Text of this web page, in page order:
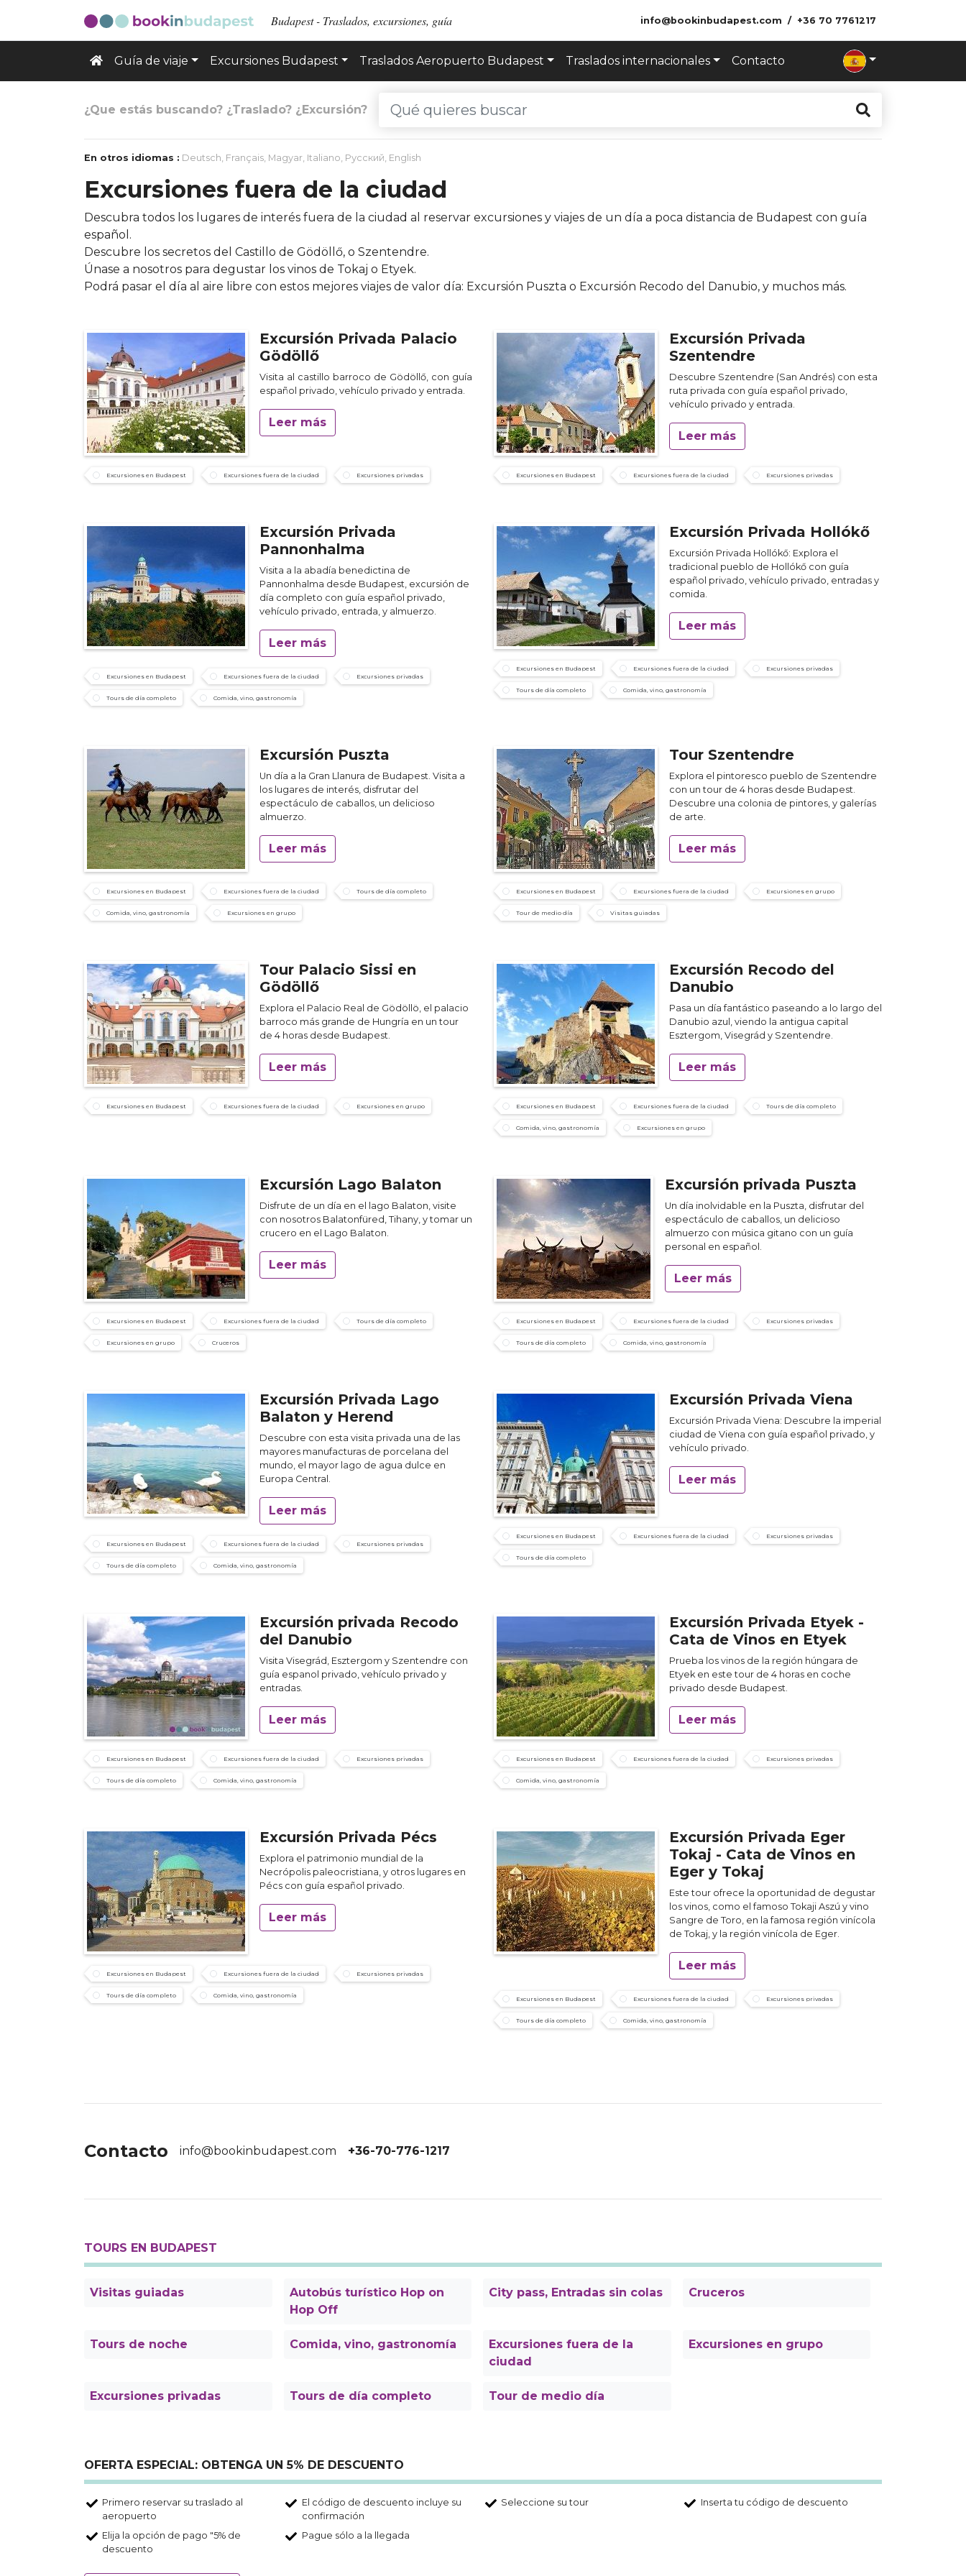
Budapest - Traslados, excursiones, guía info@bookinbudapest.com +36 70 7761217
Guía de viaje Excursiones Budapest Traslados Aeropuerto Budapest Traslados internacionales Contacto
¿Que estás buscando? ¿Traslado? ¿Excursión?
En otros idiomas : Deutsch, Français, Magyar, Italiano, Русский, English
Excursiones fuera de la ciudad
Descubra todos los lugares de interés fuera de la ciudad al reservar excursiones y viajes de un día a poca distancia de Budapest con guía
español.
Descubre los secretos del Castillo de Gödöllő, o Szentendre.
Únase a nosotros para degustar los vinos de Tokaj o Etyek.
Podrá pasar el día al aire libre con estos mejores viajes de valor día: Excursión Puszta o Excursión Recodo del Danubio, y muchos más.
Excursión Privada Palacio
Gödöllő
Visita al castillo barroco de Gödöllő, con guía
español privado, vehículo privado y entrada.
Leer más
Excursiones en Budapest Excursiones fuera de la ciudad Excursiones privadas
Excursión Privada
Szentendre
Descubre Szentendre (San Andrés) con esta
ruta privada con guía español privado,
vehículo privado y entrada.
Leer más
Excursiones en Budapest Excursiones fuera de la ciudad Excursiones privadas
Excursión Privada
Pannonhalma
Visita a la abadía benedictina de
Pannonhalma desde Budapest, excursión de
día completo con guía español privado,
vehículo privado, entrada, y almuerzo.
Leer más
Excursiones en Budapest Excursiones fuera de la ciudad Excursiones privadas
Tours de día completo Comida, vino, gastronomía
Excursión Privada Hollókő
Excursión Privada Hollókő: Explora el
tradicional pueblo de Hollókő con guía
español privado, vehículo privado, entradas y
comida.
Leer más
Excursiones en Budapest Excursiones fuera de la ciudad Excursiones privadas
Tours de día completo Comida, vino, gastronomía
Excursión Puszta
Un día a la Gran Llanura de Budapest. Visita a
los lugares de interés, disfrutar del
espectáculo de caballos, un delicioso
almuerzo.
Leer más
Excursiones en Budapest Excursiones fuera de la ciudad Tours de día completo
Comida, vino, gastronomía Excursiones en grupo
Tour Szentendre
Explora el pintoresco pueblo de Szentendre
con un tour de 4 horas desde Budapest.
Descubre una colonia de pintores, y galerías
de arte.
Leer más
Excursiones en Budapest Excursiones fuera de la ciudad Excursiones en grupo
Tour de medio día Visitas guiadas
Tour Palacio Sissi en
Gödöllő
Explora el Palacio Real de Gödöllö, el palacio
barroco más grande de Hungría en un tour
de 4 horas desde Budapest.
Leer más
Excursiones en Budapest Excursiones fuera de la ciudad Excursiones en grupo
Excursión Recodo del
Danubio
Pasa un día fantástico paseando a lo largo del
Danubio azul, viendo la antigua capital
Esztergom, Visegrád y Szentendre.
Leer más
Excursiones en Budapest Excursiones fuera de la ciudad Tours de día completo
Comida, vino, gastronomía Excursiones en grupo
Excursión Lago Balaton
Disfrute de un día en el lago Balaton, visite
con nosotros Balatonfüred, Tihany, y tomar un
crucero en el Lago Balaton.
Leer más
Excursiones en Budapest Excursiones fuera de la ciudad Tours de día completo
Excursiones en grupo Cruceros
Excursión privada Puszta
Un día inolvidable en la Puszta, disfrutar del
espectáculo de caballos, un delicioso
almuerzo con música gitano con un guía
personal en español.
Leer más
Excursiones en Budapest Excursiones fuera de la ciudad Excursiones privadas
Tours de día completo Comida, vino, gastronomía
Excursión Privada Lago
Balaton y Herend
Descubre con esta visita privada una de las
mayores manufacturas de porcelana del
mundo, el mayor lago de agua dulce en
Europa Central.
Leer más
Excursiones en Budapest Excursiones fuera de la ciudad Excursiones privadas
Tours de día completo Comida, vino, gastronomía
Excursión Privada Viena
Excursión Privada Viena: Descubre la imperial
ciudad de Viena con guía español privado, y
vehículo privado.
Leer más
Excursiones en Budapest Excursiones fuera de la ciudad Excursiones privadas
Tours de día completo
Excursión privada Recodo
del Danubio
Visita Visegrád, Esztergom y Szentendre con
guía espanol privado, vehículo privado y
entradas.
Leer más
Excursiones en Budapest Excursiones fuera de la ciudad Excursiones privadas
Tours de día completo Comida, vino, gastronomía
Excursión Privada Etyek -
Cata de Vinos en Etyek
Prueba los vinos de la región húngara de
Etyek en este tour de 4 horas en coche
privado desde Budapest.
Leer más
Excursiones en Budapest Excursiones fuera de la ciudad Excursiones privadas
Comida, vino, gastronomía
Excursión Privada Pécs
Explora el patrimonio mundial de la
Necrópolis paleocristiana, y otros lugares en
Pécs con guía español privado.
Leer más
Excursiones en Budapest Excursiones fuera de la ciudad Excursiones privadas
Tours de día completo Comida, vino, gastronomía
Excursión Privada Eger
Tokaj - Cata de Vinos en
Eger y Tokaj
Este tour ofrece la oportunidad de degustar
los vinos, como el famoso Tokaji Aszú y vino
Sangre de Toro, en la famosa región vinícola
de Tokaj, y la región vinícola de Eger.
Leer más
Excursiones en Budapest Excursiones fuera de la ciudad Excursiones privadas
Tours de día completo Comida, vino, gastronomía
Contacto info@bookinbudapest.com +36-70-776-1217
TOURS EN BUDAPEST
Visitas guiadas
Autobús turístico Hop on
Hop Off
City pass, Entradas sin colas Cruceros
Tours de noche Comida, vino, gastronomía
Excursiones fuera de la
ciudad
Excursiones en grupo
Excursiones privadas Tours de día completo Tour de medio día
OFERTA ESPECIAL: OBTENGA UN 5% DE DESCUENTO
Primero reservar su traslado al
aeropuerto
El código de descuento incluye su
confirmación
Seleccione su tour Inserta tu código de descuento
Elija la opción de pago "5% de
descuento
Pague sólo a la llegada